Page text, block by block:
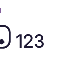
123